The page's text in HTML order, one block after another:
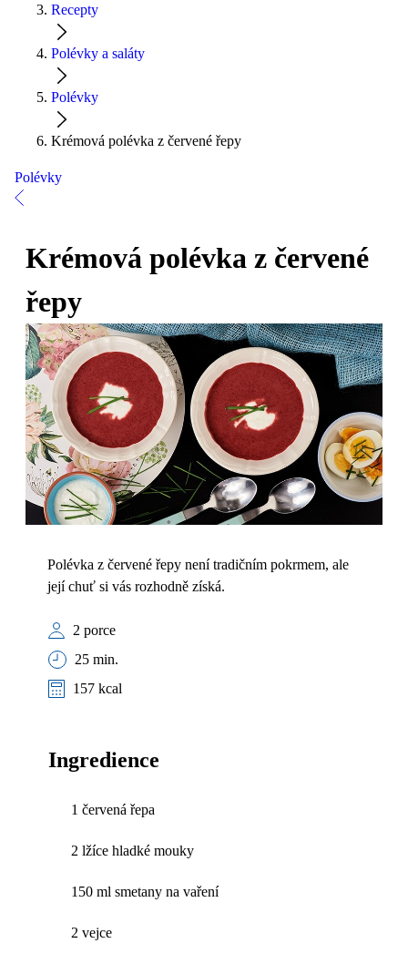
Recepty
Polévky a saláty
Polévky
Krémová polévka z červené řepy
Polévky
Krémová polévka z červené
řepy
Polévka z červené řepy není tradičním pokrmem, ale
její chuť si vás rozhodně získá.
2 porce
25 min.
157 kcal
Ingredience
1 červená řepa
2 lžíce hladké mouky
150 ml smetany na vaření
2 vejce